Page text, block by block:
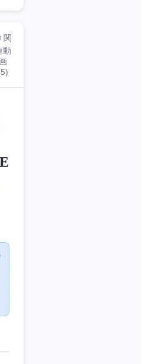
関
動
5)